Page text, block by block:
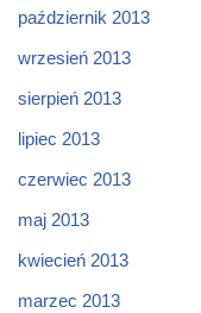
październik 2013
wrzesień 2013
sierpień 2013
lipiec 2013
czerwiec 2013
maj 2013
kwiecień 2013
marzec 2013